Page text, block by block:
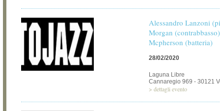
Alessandro Lanzoni
Morgan
Mcpherson (batteria)
28/02/2020
Laguna Libre
Cannaregio 969 - 30121
> dettagli evento